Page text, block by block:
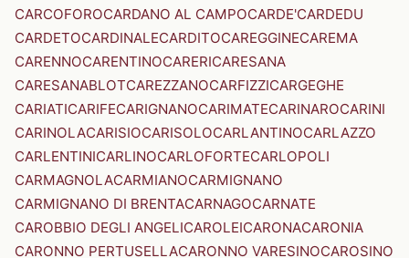
CARCOFOROCARDANO AL CAMPOCARDE'CARDEDU
CARDETOCARDINALECARDITOCAREGGINECAREMA
CARENNOCARENTINOCARERICARESANA
CARESANABLOTCAREZZANOCARFIZZICARGEGHE
CARIATICARIFECARIGNANOCARIMATECARINAROCARINI
CARINOLACARISIOCARISOLOCARLANTINOCARLAZZO
CARLENTINICARLINOCARLOFORTECARLOPOLI
CARMAGNOLACARMIANOCARMIGNANO
CARMIGNANO DI BRENTACARNAGOCARNATE
CAROBBIO DEGLI ANGELICAROLEICARONACARONIA
CARONNO PERTUSELLACARONNO VARESINOCAROSINO